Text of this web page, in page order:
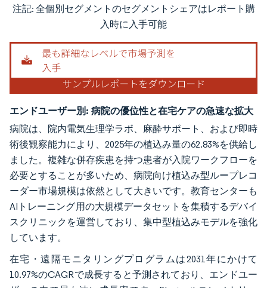
画像 © Mordor Intelligence。再利用にはCC BY 4.0の表示が必要です。
注記: 全個別セグメントのセグメントシェアはレポート購
入時に入手可能
エンドユーザー別: 病院の優位性と在宅ケアの急速な拡大
病院は、院内電気生理学ラボ、麻酔サポート、および即時
術後観察能力により、2025年の植込み量の62.83%を供給し
ました。複雑な併存疾患を持つ患者が入院ワークフローを
必要とすることが多いため、病院向け植込み型ループレコ
ーダー市場規模は依然として大きいです。教育センターも
AIトレーニング用の大規模データセットを集積するデバイ
スクリニックを運営しており、集中型植込みモデルを強化
しています。
在宅・遠隔モニタリングプログラムは2031年にかけて
10.97%のCAGRで成長すると予測されており、エンドユー